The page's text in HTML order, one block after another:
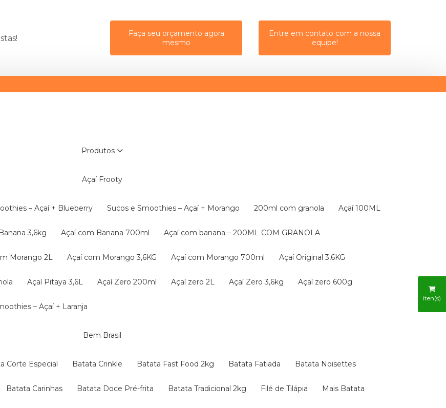
Faça seu orçamento agora
mesmo
Entre em contato com a nossa
equipe!
Produtos
Açaí Frooty
– Açaí + Blueberry Sucos e Smoothies – Açaí + Morango 200ml com granola Açaí 100ML
3,6kg Açaí com Banana 700ml Açaí com banana – 200ML COM GRANOLA
Morango 2L Açaí com Morango 3,6KG Açaí com Morango 700ml Açaí Original 3,6KG
Açaí Pitaya 3,6L Açaí Zero 200ml Açaí zero 2L Açaí Zero 3,6kg Açaí zero 600g
– Açaí + Laranja
Bem Brasil
Corte Especial Batata Crinkle Batata Fast Food 2kg Batata Fatiada Batata Noisettes
Batata Carinhas Batata Doce Pré-frita Batata Tradicional 2kg Filé de Tilápia Mais Batata
iten(s)